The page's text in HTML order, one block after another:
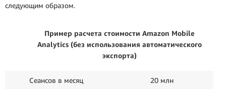
следующим образом.
Пример расчета стоимости Amazon Mobile
Analytics (без использования автоматического
экспорта)
Сеансов в месяц 20 млн